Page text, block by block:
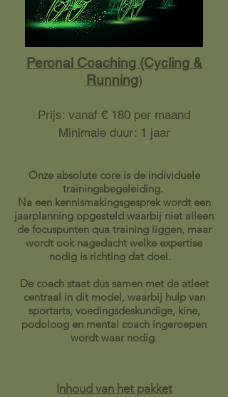
Peronal Coaching (Cycling &
Running)
Prijs: vanaf € 180 per maand
Minimale duur: 1 jaar
Onze absolute core is de individuele
trainingsbegeleiding.
Na een kennismakingsgesprek wordt een
jaarplanning opgesteld waarbij niet alleen
de focuspunten qua training liggen, maar
wordt ook nagedacht welke expertise
nodig is richting dat doel.
De coach staat dus samen met de atleet
centraal in dit model, waarbij hulp van
sportarts, voedingsdeskundige, kine,
podoloog en mental coach ingeroepen
wordt waar nodig.
nhoud van het pakket